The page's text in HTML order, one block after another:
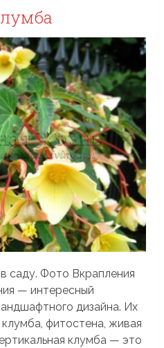
саду. Фото Вкрапления
— интересный
дизайна. Их
фитостена, живая
клумба — это